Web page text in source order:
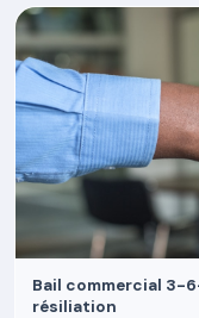
Bail commercial 3-
résiliation